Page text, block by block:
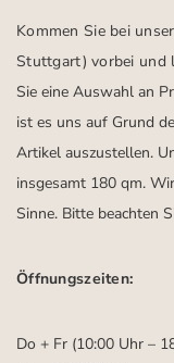
Kommen Sie bei
Stuttgart) vorbei und
Sie eine Auswahl an
ist es uns auf Grund
Artikel auszustellen.
insgesamt 180 qm.
Sinne. Bitte beachten
Öffnungszeiten:
Do + Fr (10:00 Uhr –